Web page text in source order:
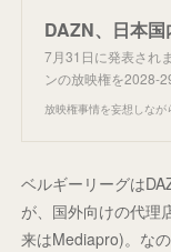
DAZN、日本国
7月31日に発表され
ンの放映権を2028-
放映権事情を妄想しな
ベルギーリーグは
が、国外向けの代理
来はMediapro)。な